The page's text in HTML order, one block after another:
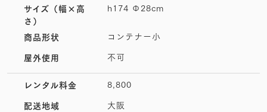
サイズ （幅×高
さ）
h174 Φ28cm
商品形状 コンテナー小
屋外使用 不可
レンタル料金 8,800
配送地域 大阪